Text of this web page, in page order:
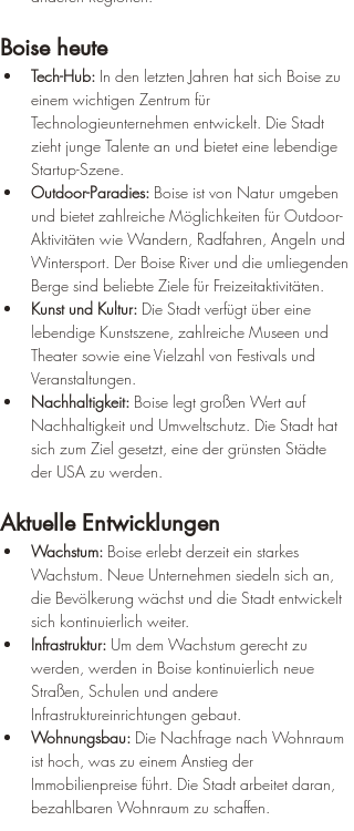
Boise heute
Tech-Hub: In den letzten Jahren hat sich Boise zu
einem wichtigen Zentrum für
Technologieunternehmen entwickelt. Die Stadt
zieht junge Talente an und bietet eine lebendige
Startup-Szene.
Outdoor-Paradies: Boise ist von Natur umgeben
und bietet zahlreiche Möglichkeiten für Outdoor-
Aktivitäten wie Wandern, Radfahren, Angeln und
Wintersport. Der Boise River und die umliegenden
Berge sind beliebte Ziele für Freizeitaktivitäten.
Kunst und Kultur: Die Stadt verfügt über eine
lebendige Kunstszene, zahlreiche Museen und
Theater sowie eine Vielzahl von Festivals und
Veranstaltungen.
Nachhaltigkeit: Boise legt großen Wert auf
Nachhaltigkeit und Umweltschutz. Die Stadt hat
sich zum Ziel gesetzt, eine der grünsten Städte
der USA zu werden.
Aktuelle Entwicklungen
Wachstum: Boise erlebt derzeit ein starkes
Wachstum. Neue Unternehmen siedeln sich an,
die Bevölkerung wächst und die Stadt entwickelt
sich kontinuierlich weiter.
Infrastruktur: Um dem Wachstum gerecht zu
werden, werden in Boise kontinuierlich neue
Straßen, Schulen und andere
Infrastruktureinrichtungen gebaut.
Wohnungsbau: Die Nachfrage nach Wohnraum
ist hoch, was zu einem Anstieg der
Immobilienpreise führt. Die Stadt arbeitet daran,
bezahlbaren Wohnraum zu schaffen.